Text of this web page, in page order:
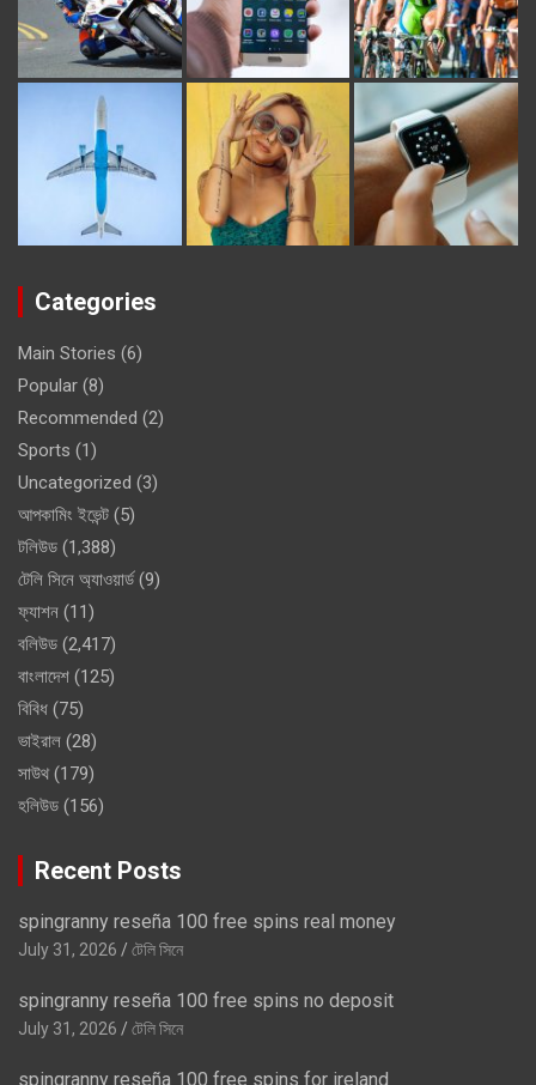
Categories
Main Stories (6)
Popular (8)
Recommended (2)
Sports (1)
Uncategorized (3)
আপকামিং ইভেন্ট (5)
টলিউড (1,388)
টেলি সিনে অ্যাওয়ার্ড(9)
ফ্যাশন (11)
বলিউড (2,417)
বাংলাদেশ (125)
বিবিধ (75)
ভাইরাল (28)
সাউথ (179)
হলিউড (156)
Recent Posts
spingranny reseña 100 free spins real money
July 31, 2026 টেলি সিনে
spingranny reseña 100 free spins no deposit
July 31, 2026 টেলি সিনে
spingranny reseña 100 free spins for ireland